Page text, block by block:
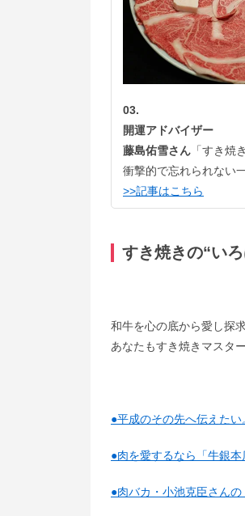
03.
開運アドバイザー
藤島佑雪さん 「すき焼
衝撃的で忘れられない一
>>記事はこちら
すき焼きの“い
和牛を心の底から愛し探
あなたもすき焼きマスター
●平成のその先へ伝えた
●肉を愛するなら「牛銀
●肉バカ・小池克臣さんの